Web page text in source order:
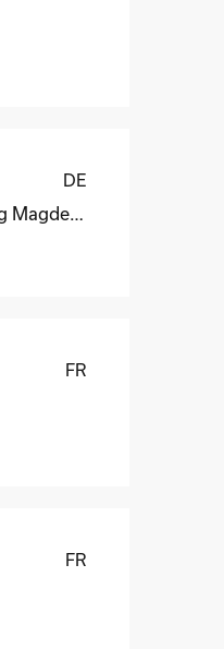
DE
Elektrofertigung Magdeburg GmbH
FR
FR